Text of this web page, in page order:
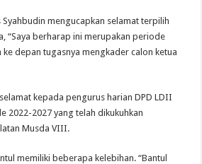
Syahbudin mengucapkan selamat terpilih
“Saya berharap ini merupakan periode
depan tugasnya mengkader calon ketua
kepada pengurus harian DPD LDII
2022-2027 yang telah dikukuhkan
Musda VIII.
memiliki beberapa kelebihan. “Bantul